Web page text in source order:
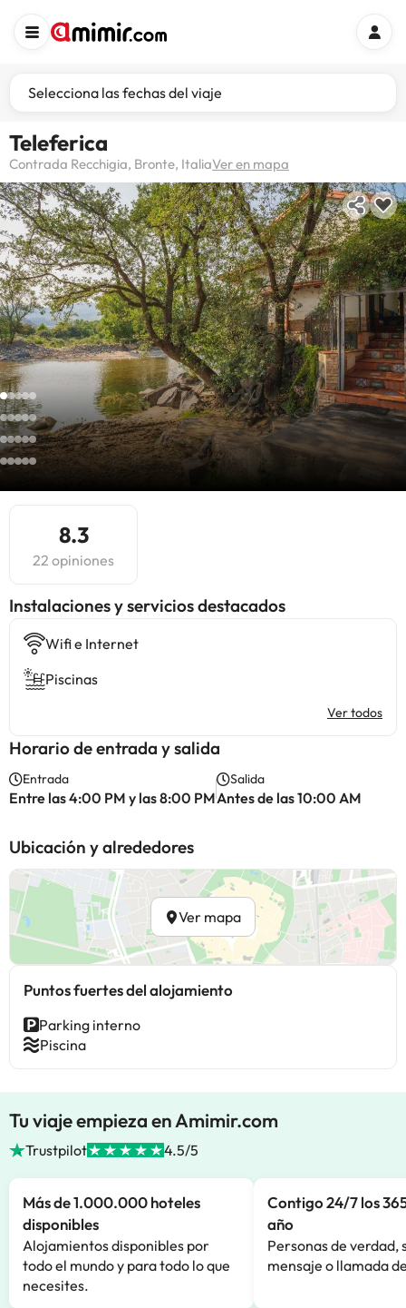
Selecciona las fechas del viaje
Teleferica
Contrada Recchigia, Bronte, ItaliaVer en mapa
8.3
22 opiniones
Instalaciones y servicios destacados
Wifi e Internet
Piscinas
Ver todos
Horario de entrada y salida
Entrada
Entre las 4:00 PM y las 8:00 PM
Salida
Antes de las 10:00 AM
Ubicación y alrededores
Ver mapa
Puntos fuertes del alojamiento
Parking interno
Piscina
Tu viaje empieza en Amimir.com
Trustpilot 4.5/5
Más de 1.000.000 hoteles
disponibles
Alojamientos disponibles por
todo el mundo y para todo lo que
necesites.
Contigo 24/7 los
año
Personas de verdad,
mensaje o llamada